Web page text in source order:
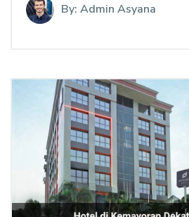
By: Admin Asyana